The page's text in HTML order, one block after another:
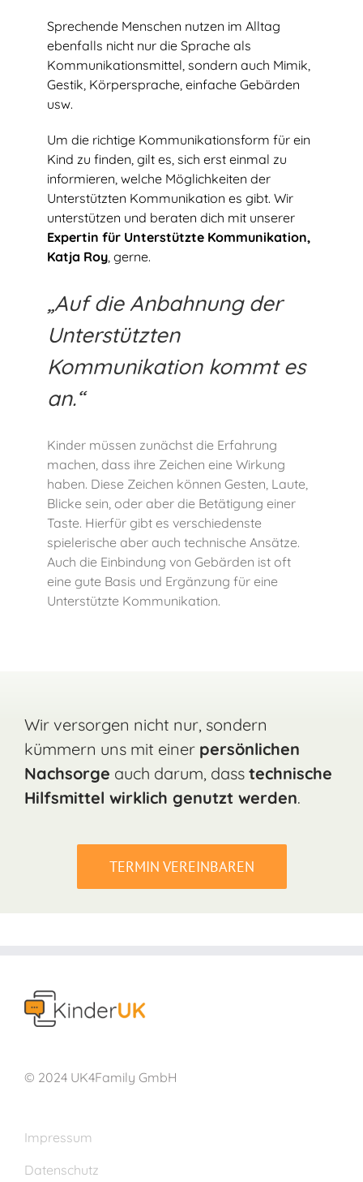
Sprechende Menschen nutzen im Alltag
ebenfalls nicht nur die Sprache als
Kommunikationsmittel, sondern auch Mimik,
Gestik, Körpersprache, einfache Gebärden
usw.
Um die richtige Kommunikationsform für ein
Kind zu finden, gilt es, sich erst einmal zu
informieren, welche Möglichkeiten der
Unterstützten Kommunikation es gibt. Wir
unterstützen und beraten dich mit unserer
Expertin für Unterstützte Kommunikation,
Katja Roy, gerne.
„Auf die Anbahnung der
Unterstützten
Kommunikation kommt es
an.“
Kinder müssen zunächst die Erfahrung
machen, dass ihre Zeichen eine Wirkung
haben. Diese Zeichen können Gesten, Laute,
Blicke sein, oder aber die Betätigung einer
Taste. Hierfür gibt esverschiedenste
spielerische aber auch technische Ansätze.
Auch die Einbindung von Gebärden istoft
eine gute Basis und Ergänzung für eine
Unterstützte Kommunikation.
Wir versorgen nicht nur, sondern
kümmern uns mit einer persönlichen
Nachsorge auch darum, dass technische
Hilfsmittel wirklich genutzt werden.
TERMIN VEREINBAREN
© 2024 UK4Family GmbH
Impressum
Datenschutz